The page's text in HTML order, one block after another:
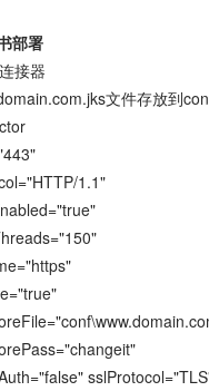
部署
接器
文件存放到conf
1.1"